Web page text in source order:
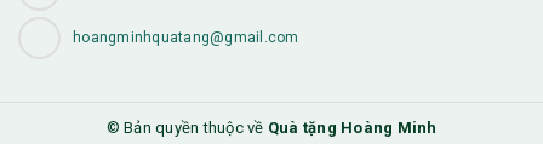
hoangminhquatang@gmail.com
© Bản quyền thuộc về Quà tặng Hoàng Minh